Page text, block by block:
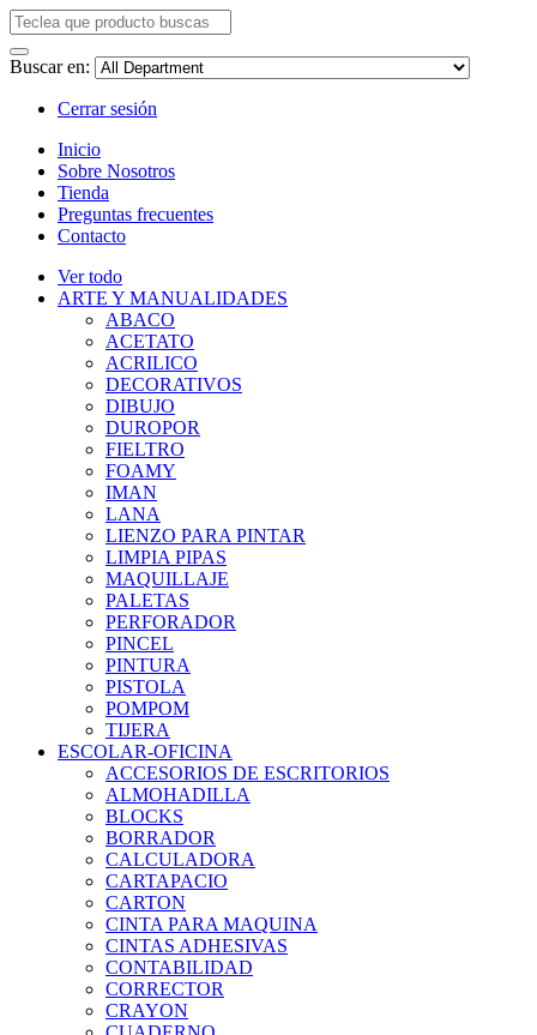
Buscar en:
Cerrar sesión
Inicio
Sobre Nosotros
Tienda
Preguntas frecuentes
Contacto
Ver todo
ARTE Y MANUALIDADES
ABACO
ACETATO
ACRILICO
DECORATIVOS
DIBUJO
DUROPOR
FIELTRO
FOAMY
IMAN
LANA
LIENZO PARA PINTAR
LIMPIA PIPAS
MAQUILLAJE
PALETAS
PERFORADOR
PINCEL
PINTURA
PISTOLA
POMPOM
TIJERA
ESCOLAR-OFICINA
ACCESORIOS DE ESCRITORIOS
ALMOHADILLA
BLOCKS
BORRADOR
CALCULADORA
CARTAPACIO
CARTON
CINTA PARA MAQUINA
CINTAS ADHESIVAS
CONTABILIDAD
CORRECTOR
CRAYON